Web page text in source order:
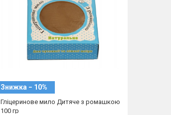
Знижка − 10%
Гліцеринове мило Дитяче з ромашкою
100 гр